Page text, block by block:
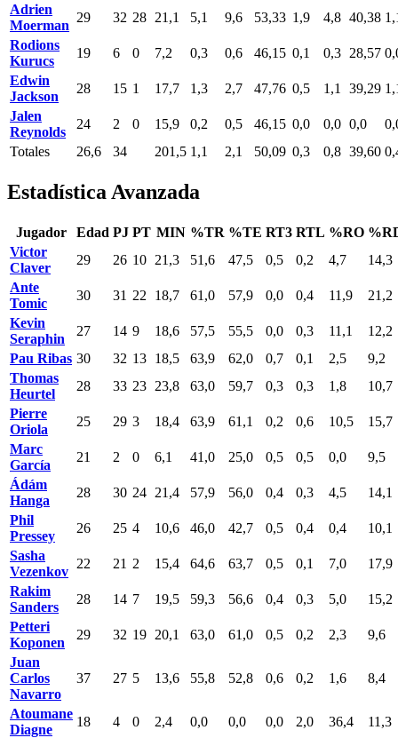
Adrien
Moerman
29 32 28 21,1 5,1 9,6 53,33 1,9 4,8 40,38
Rodions
Kurucs
19 6 0 7,2 0,3 0,6 46,15 0,1 0,3 28,57
Edwin
Jackson
28 15 1 17,7 1,3 2,7 47,76 0,5 1,1 39,29
Jalen
Reynolds
24 2 0 15,9 0,2 0,5 46,15 0,0 0,0 0,0
Totales
26,6 34 201,5 1,1 2,1 50,09 0,3 0,8 39,60
Estadística Avanzada
Jugador Edad PJ PT MIN %TR %TE RT3 RTL %RO
Victor
Claver
29 26 10 21,3 51,6 47,5 0,5 0,2 4,7
14,3
Ante
Tomic
30 31 22 18,7 61,0 57,9 0,0 0,4 11,9
21,2
Kevin
Seraphin
27 14 9 18,6 57,5 55,5 0,0 0,3 11,1
12,2
Pau Ribas 30 32 13 18,5 63,9 62,0 0,7 0,1 2,5
9,2
Thomas
Heurtel
28 33 23 23,8 63,0 59,7 0,3 0,3 1,8
10,7
Pierre
Oriola
25 29 3 18,4 63,9 61,1 0,2 0,6 10,5
15,7
Marc
García
21 2 0 6,1 41,0 25,0 0,5 0,5 0,0
9,5
Ádám
Hanga
28 30 24 21,4 57,9 56,0 0,4 0,3 4,5
14,1
Phil
Pressey
26 25 4 10,6 46,0 42,7 0,5 0,4 0,4
10,1
Sasha
Vezenkov
22 21 2 15,4 64,6 63,7 0,5 0,1 7,0
17,9
Rakim
Sanders
28 14 7 19,5 59,3 56,6 0,4 0,3 5,0
15,2
Petteri
Koponen
29 32 19 20,1 63,0 61,0 0,5 0,2 2,3
9,6
Juan
Carlos
Navarro
37 27 5 13,6 55,8 52,8 0,6 0,2 1,6 8,4
Atoumane
Diagne
18 4 0 2,4 0,0 0,0 0,0 2,0 36,4
11,3